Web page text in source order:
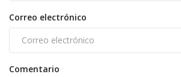
Correo electrónico
Comentario